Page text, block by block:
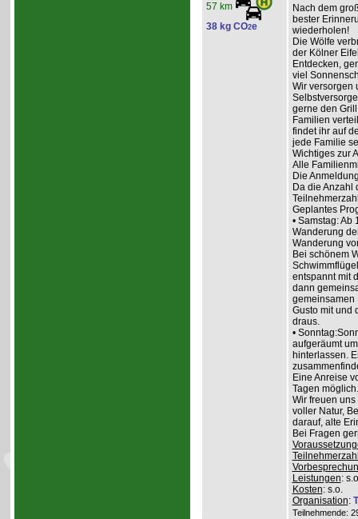
57 km
38 kg CO2e
Nach dem
bester
wiederholen!
Die Wölfe
der Kölner
Entdecken,
viel
Wir versorgen
gerne den
Familien
findet ihr auf
jede Familie
Wichtiges zur
Alle
Die
Da die Anzahl
Geplantes
• Samstag: Ab
Wanderung
Wanderung
Bei schönem
entspannt mit
dann
gemeinsamen
Gusto mit und
draus.
•
aufgeräumt
hinterlassen.
Eine Anreise
Tagen möglich.
Wir freuen
voller Natur,
darauf, alte
Bei Fragen
Leistungen:
Kosten: s.o.
Organisation:
Teilnehmende: